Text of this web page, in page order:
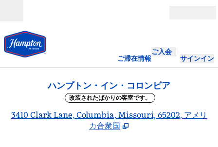
ご滞在情報
ご入会
サインイン
ハンプトン・イン・コロンビア
改装されたばかりの客室です。
3410 Clark Lane, Columbia, Missouri, 65202, アメリ
カ合衆国